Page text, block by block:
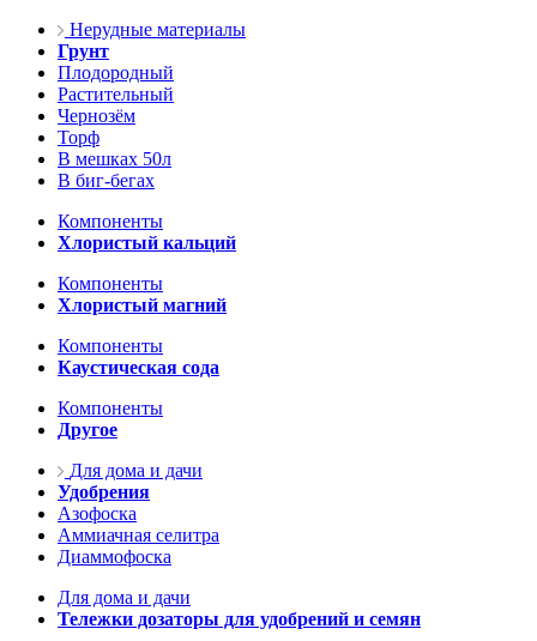
Нерудные материалы
Грунт
Плодородный
Растительный
Чернозём
Торф
В мешках 50л
В биг-бегах
Компоненты
Хлористый кальций
Компоненты
Хлористый магний
Компоненты
Каустическая сода
Компоненты
Другое
Для дома и дачи
Удобрения
Азофоска
Аммиачная селитра
Диаммофоска
Для дома и дачи
Тележки дозаторы для удобрений и семян